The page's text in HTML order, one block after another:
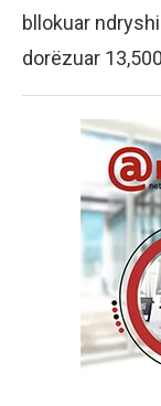
bllokuar
dorëzuar